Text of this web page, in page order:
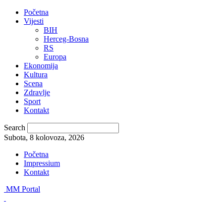
Početna
Vijesti
BIH
Herceg-Bosna
RS
Europa
Ekonomija
Kultura
Scena
Zdravlje
Sport
Kontakt
Search
Subota, 8 kolovoza, 2026
Početna
Impressium
Kontakt
MM Portal